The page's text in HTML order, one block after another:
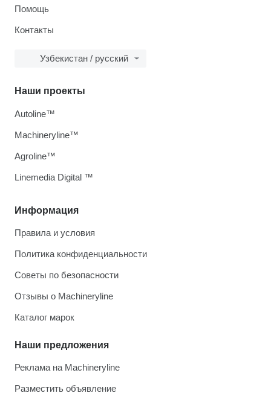
Помощь
Контакты
Узбекистан / русский
Информация
Правила и условия
Политика конфиденциальности
Советы по безопасности
Отзывы о Machineryline
Каталог марок
Наши предложения
Реклама на Machineryline
Разместить объявление
Наши проекты
Autoline™
Machineryline™
Agroline™
Linemedia Digital ™